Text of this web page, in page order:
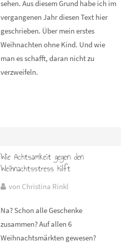
sehen. Aus diesem Grund habe ich im
vergangenen Jahr diesen Text hier
geschrieben. Über mein erstes
Weihnachten ohne Kind. Und wie
man es schafft, daran nicht zu
verzweifeln.
Wie Achtsamkeit gegen den
Weihnachtsstress hilft
von Christina Rinkl
Na? Schon alle Geschenke
zusammen? Auf allen 6
Weihnachtsmärkten gewesen?